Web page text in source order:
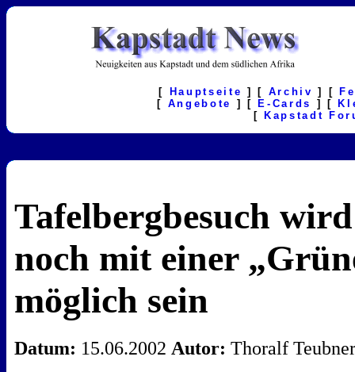
[ Hauptseite ] [ Archiv ] [
[ Angebote ] [ E-Cards ] [
[
Kapstadt
Tafelbergbesuch
noch mit einer
möglich sein
Datum: 15.06.2002 Autor: Thoralf